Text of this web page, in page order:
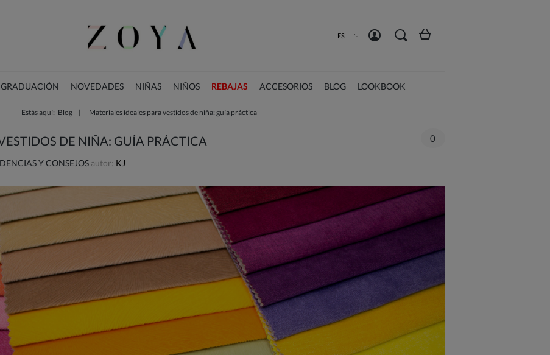
ES
GRADUACIÓN NOVEDADES NIÑAS NIÑOS REBAJAS ACCESORIOS BLOG LOOKBOOK
Estás aquí: Blog Materiales ideales para vestidos de niña: guía práctica
DE NIÑA: GUÍA PRÁCTICA 0
Y CONSEJOS autor: KJ